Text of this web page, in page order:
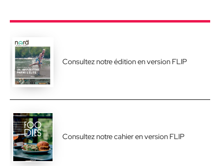
Consultez notre édition en version FLIP
Consultez notre cahier en version FLIP